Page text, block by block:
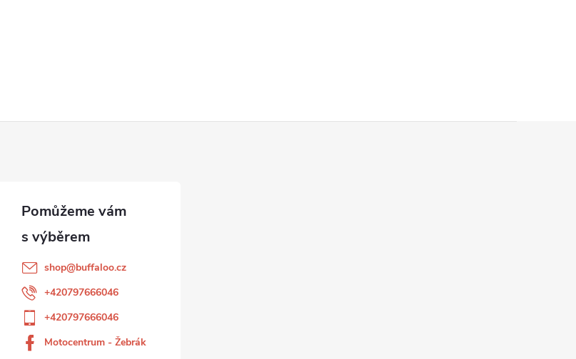
shop@buffaloo.cz
+420797666046
+420797666046
Motocentrum - Žebrák